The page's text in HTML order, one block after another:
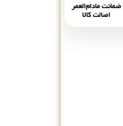
ضمانت مادام‌العمر
اصالت کالا